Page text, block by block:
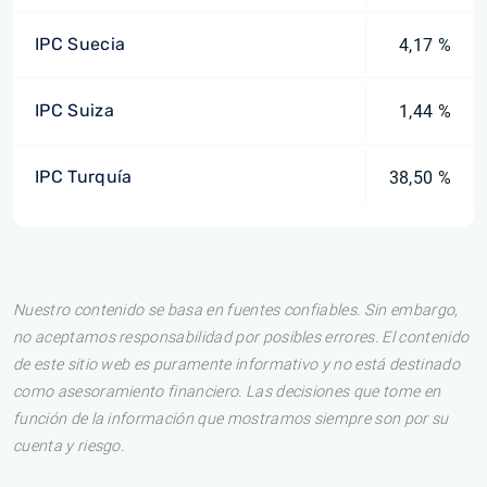
IPC Suecia 4,17 %
IPC Suiza 1,44 %
IPC Turquía 38,50 %
Nuestro contenido se basa en fuentes confiables. Sin embargo,
no aceptamos responsabilidad por posibles errores. El contenido
de este sitio web es puramente informativo y no está destinado
como asesoramiento financiero. Las decisiones que tome en
función de la información que mostramos siempre son por su
cuenta y riesgo.